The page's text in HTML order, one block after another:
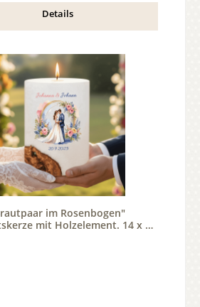
Details
im Rosenbogen"
mit Holzelement. 14 x 21